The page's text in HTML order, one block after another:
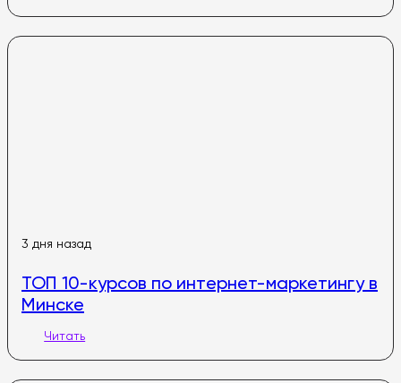
3 дня назад
ТОП 10-курсов по интернет-маркетингу в
Минске
Читать